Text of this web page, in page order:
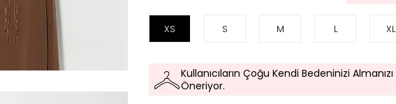
XS S M L XL
Kullanıcıların Çoğu Kendi Bedeninizi Almanızı
Öneriyor.